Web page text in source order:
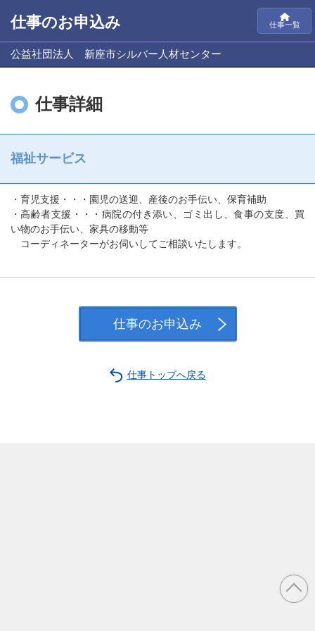
仕事のお申込み 仕事一覧
公益社団法人 新座市シルバー人材センター
仕事詳細
福祉サービス
・育児支援・・・園児の送迎、産後のお手伝い、保育補助
・高齢者支援・・・病院の付き添い、ゴミ出し、食事の支度、買
い物のお手伝い、家具の移動等
コーディネーターがお伺いしてご相談いたします。
仕事のお申込み
仕事トップへ戻る